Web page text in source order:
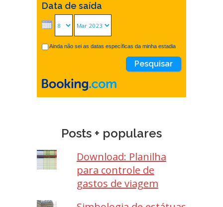
Data de saída
Ainda não sei as datas específicas da minha estadia
Posts + populares
Download: Planilha
para controle de
gastos de viagem